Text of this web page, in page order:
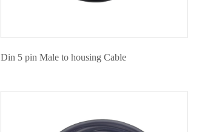
Din 5 pin Male to housing Cable